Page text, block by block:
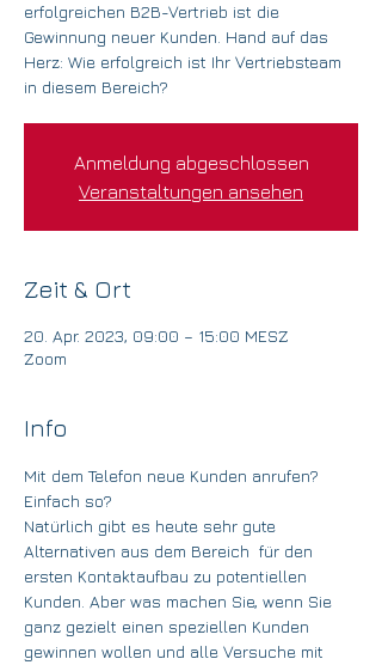
erfolgreichen B2B-Vertrieb ist die
Gewinnung neuer Kunden. Hand auf das
Herz: Wie erfolgreich ist Ihr Vertriebsteam
in diesem Bereich?
Anmeldung abgeschlossen
Veranstaltungen ansehen
Zeit & Ort
20. Apr. 2023, 09:00 – 15:00 MESZ
Zoom
Info
Mit dem Telefon neue Kunden anrufen?
Einfach so?
Natürlich gibt es heute sehr gute
Alternativen aus dem Bereich für den
ersten Kontaktaufbau zu potentiellen
Kunden. Aber was machen Sie, wenn Sie
ganz gezielt einen speziellen Kunden
gewinnen wollen und alle Versuche mit